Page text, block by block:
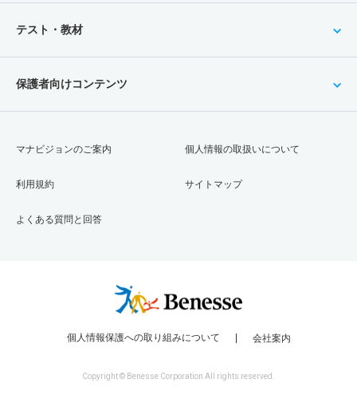
テスト・教材
保護者向けコンテンツ
マナビジョンのご案内
利用規約
よくある質問と回答
個人情報の取扱いについて
サイトマップ
個人情報保護への取り組みについて 会社案内
Copyright © Benesse Corporation All rights reserved.